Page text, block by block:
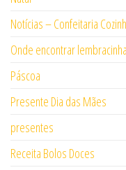
Notícias – Confeitaria
Onde encontrar
Páscoa
Presente Dia das Mães
presentes
Receita Bolos Doces